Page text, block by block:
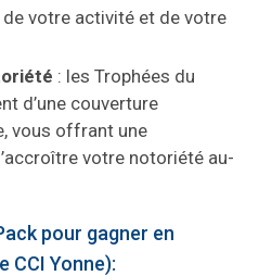
votre activité et de votre
: les Trophées du
d’une couverture
vous offrant une
votre notoriété au-
pour gagner en
Yonne):